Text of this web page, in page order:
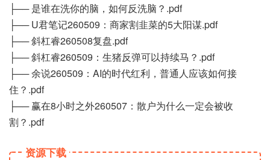
├── 是谁在洗你的脑，如何反洗脑？.pdf
├── U君笔记260509：商家割韭菜的5大阳谋.pdf
├── 斜杠睿260508复盘.pdf
├── 斜杠睿260509：生猪反弹可以持续马？.pdf
├── 余说260509：AI的时代红利，普通人应该如何接
住？.pdf
├── 赢在8小时之外260507：散户为什么一定会被收
割？.pdf
资源下载